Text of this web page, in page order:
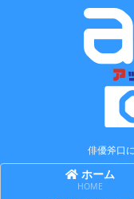
俳優斧口
ホーム
HOME